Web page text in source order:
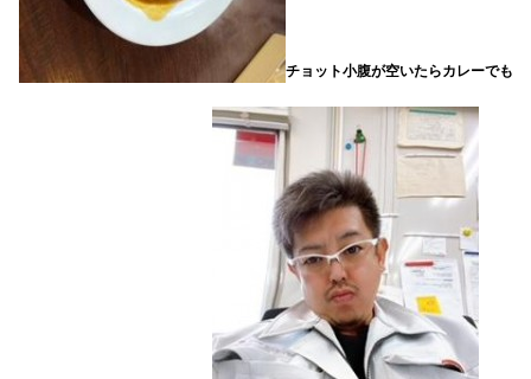
チョット小腹が空いたらカレーでも